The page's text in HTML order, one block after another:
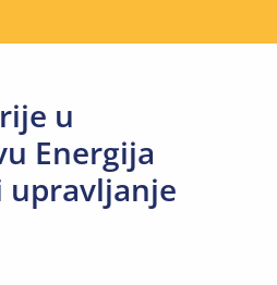
u
Energija
upravljanje